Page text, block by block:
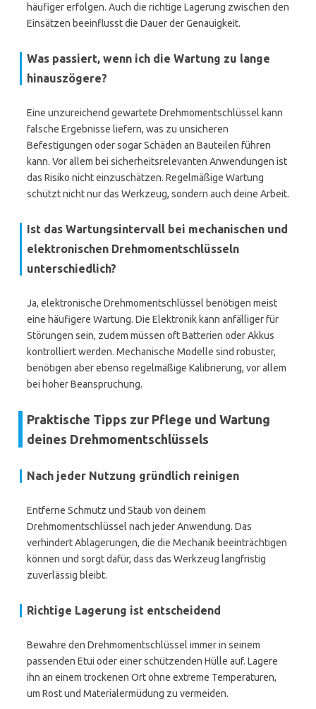
häufiger erfolgen. Auch die richtige Lagerung zwischen den
Einsätzen beeinflusst die Dauer der Genauigkeit.
Was passiert, wenn ich die Wartung zu lange
hinauszögere?
Eine unzureichend gewartete Drehmomentschlüssel kann
falsche Ergebnisse liefern, was zu unsicheren
Befestigungen oder sogar Schäden an Bauteilen führen
kann. Vor allem bei sicherheitsrelevanten Anwendungen ist
das Risiko nicht einzuschätzen. Regelmäßige Wartung
schützt nicht nur das Werkzeug, sondern auch deine Arbeit.
Ist das Wartungsintervall bei mechanischen und
elektronischen Drehmomentschlüsseln
unterschiedlich?
Ja, elektronische Drehmomentschlüssel benötigen meist
eine häufigere Wartung. Die Elektronik kann anfälliger für
Störungen sein, zudem müssen oft Batterien oder Akkus
kontrolliert werden. Mechanische Modelle sind robuster,
benötigen aber ebenso regelmäßige Kalibrierung, vor allem
bei hoher Beanspruchung.
Praktische Tipps zur Pflege und Wartung
deines Drehmomentschlüssels
Nach jeder Nutzung gründlich reinigen
Entferne Schmutz und Staub von deinem
Drehmomentschlüssel nach jeder Anwendung. Das
verhindert Ablagerungen, die die Mechanik beeinträchtigen
können und sorgt dafür, dass das Werkzeug langfristig
zuverlässig bleibt.
Richtige Lagerung ist entscheidend
Bewahre den Drehmomentschlüssel immer in seinem
passenden Etui oder einer schützenden Hülle auf. Lagere
ihn an einem trockenen Ort ohne extreme Temperaturen,
um Rost und Materialermüdung zu vermeiden.